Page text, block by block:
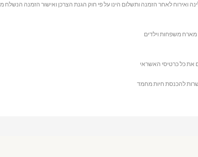
ואירוח לאחר הזמנה ותשלום הינו על פי חוק הגנת הצרכן ואישור הזמנה הנשלח
מארח משפחות וילדים
את כל כרטיסי האשראי
להכנסת חיות מחמד